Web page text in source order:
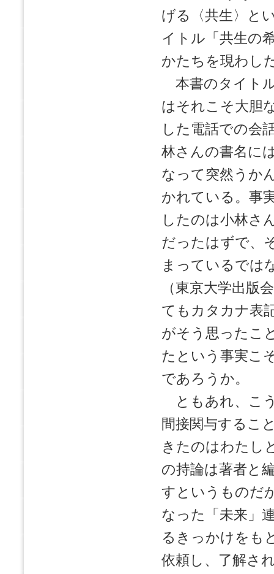
げる〈共生〉と
イトル「共生の
かたちを現わし
本書のタイト
はそれこそ大胆
した電話での会
林さんの書名に
なって突然うか
かれている。事
したのは小林さ
だったはずで、
まっているでは
（東京大学出版
てもカタカナ表
がそう思ったこ
たという事実こ
であろうか。
ともあれ、こ
間接関与するこ
きたのはわたし
の持論は著者と
すというものだ
なった「未来」
るきっかけをも
依頼し、了解さ